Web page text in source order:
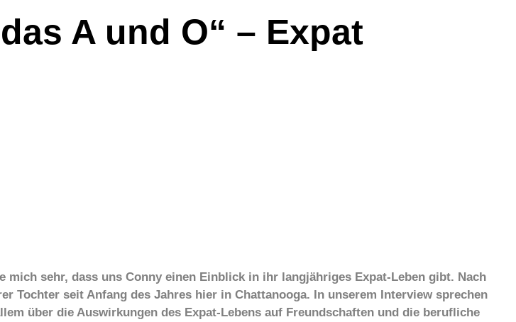
A und O“ – Expat
sehr, dass uns Conny einen Einblick in ihr langjähriges Expat-Leben gibt. Nach
Tochter seit Anfang des Jahres hier in Chattanooga. In unserem Interview sprechen
über die Auswirkungen des Expat-Lebens auf Freundschaften und die berufliche